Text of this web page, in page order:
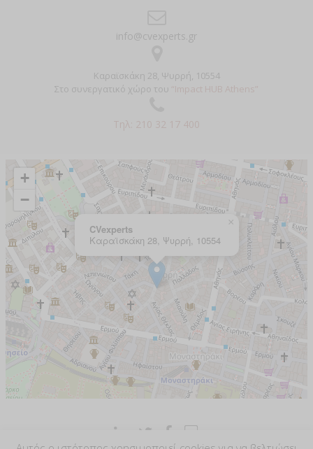
info@cvexperts.gr
Καραϊσκάκη 28, Ψυρρή, 10554
Στο συνεργατικό χώρο του “Impact HUB Athens”
Τηλ: 210 32 17 400